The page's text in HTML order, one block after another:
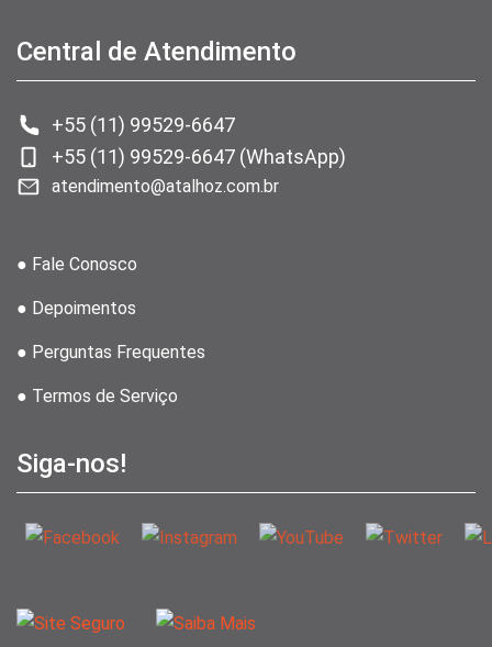
Central de Atendimento
+55 (11) 99529-6647
+55 (11) 99529-6647 (WhatsApp)
atendimento@atalhoz.com.br
● Fale Conosco
● Depoimentos
● Perguntas Frequentes
● Termos de Serviço
Siga-nos!